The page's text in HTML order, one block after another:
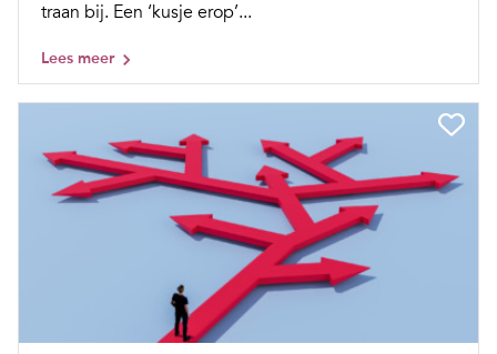
traan bij. Een ‘kusje erop’...
Lees meer